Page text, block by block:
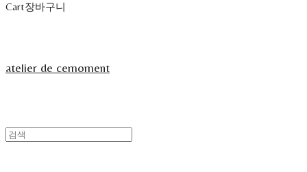
Cart장바구니
atelier de cemoment